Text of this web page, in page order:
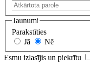
Jaunumi
Parakstīties
Jā
Nē
Esmu izlasījis un piekrītu